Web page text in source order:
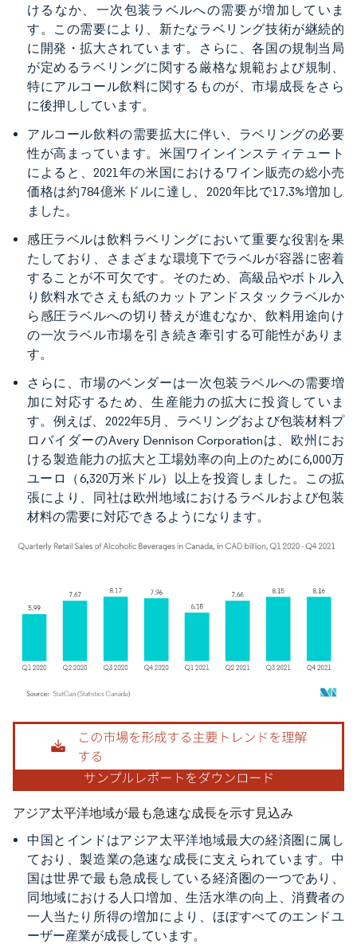
けるなか、一次包装ラベルへの需要が増加していま
す。この需要により、新たなラベリング技術が継続的
に開発・拡大されています。さらに、各国の規制当局
が定めるラベリングに関する厳格な規範および規制、
特にアルコール飲料に関するものが、市場成長をさら
に後押ししています。
アルコール飲料の需要拡大に伴い、ラベリングの必要
性が高まっています。米国ワインインスティテュート
によると、2021年の米国におけるワイン販売の総小売
価格は約784億米ドルに達し、2020年比で17.3%増加し
ました。
感圧ラベルは飲料ラベリングにおいて重要な役割を果
たしており、さまざまな環境下でラベルが容器に密着
することが不可欠です。そのため、高級品やボトル入
り飲料水でさえも紙のカットアンドスタックラベルか
ら感圧ラベルへの切り替えが進むなか、飲料用途向け
の一次ラベル市場を引き続き牽引する可能性がありま
す。
さらに、市場のベンダーは一次包装ラベルへの需要増
加に対応するため、生産能力の拡大に投資していま
す。例えば、2022年5月、ラベリングおよび包装材料プ
ロバイダーのAvery Dennison Corporationは、欧州にお
ける製造能力の拡大と工場効率の向上のために6,000万
ユーロ（6,320万米ドル）以上を投資しました。この拡
張により、同社は欧州地域におけるラベルおよび包装
材料の需要に対応できるようになります。
画像 © Mordor Intelligence。再利用にはCC BY 4.0の表示が必要です。
アジア太平洋地域が最も急速な成長を示す見込み
中国とインドはアジア太平洋地域最大の経済圏に属し
ており、製造業の急速な成長に支えられています。中
国は世界で最も急成長している経済圏の一つであり、
同地域における人口増加、生活水準の向上、消費者の
一人当たり所得の増加により、ほぼすべてのエンドユ
ーザー産業が成長しています。